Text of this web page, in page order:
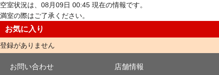
空室状況は、08月09日 00:45 現在の情報です。
満室の際はご了承ください。
お気に入り
登録がありません
お問い合わせ 店舗情報